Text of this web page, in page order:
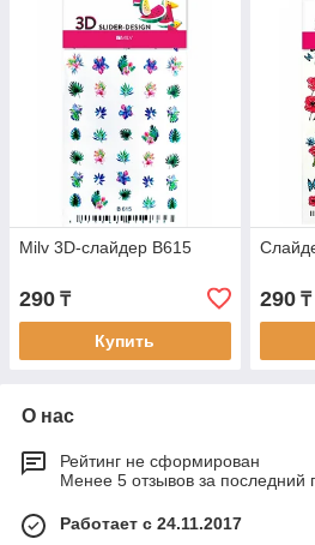
Milv 3D-слайдер B615
290 ₸
Купить
290₸
О нас
Рейтинг не сформирован
Менее 5 отзывов за последний
Работает с 24.11.2017